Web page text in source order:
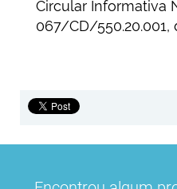
Circular Informativa
067/CD/